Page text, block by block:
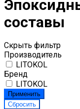
составы
Скрыть фильтр
Производитель
LITOKOL
Бренд
LITOKOL